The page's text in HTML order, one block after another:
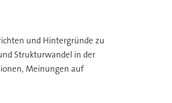
und Hintergründe zu
Strukturwandel in der
Meinungen auf